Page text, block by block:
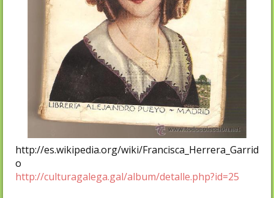
http://es.wikipedia.org/wiki/Francisca_Herrera_Garrid
o
http://culturagalega.gal/album/detalle.php?id=25